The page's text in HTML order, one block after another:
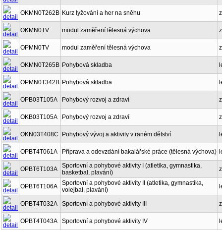
OKMN0T262B Kurz lyžování a her na sněhu
OKMN0TV modul zaměření tělesná výchova
OPMN0TV modul zaměření tělesná výchova
OKMN0T265B Pohybová skladba
OPMN0T342B Pohybová skladba
OPB03T105A Pohybový rozvoj a zdraví
OKB03T105A Pohybový rozvoj a zdraví
OKN03T408C Pohybový vývoj a aktivity v raném dětství
OPBT4T061A Příprava a odevzdání bakalářské práce (tělesná výchova)
OPBT6T103A
Sportovní a pohybové aktivity I (atletika, gymnastika,
basketbal, plavání)
OPBT6T106A
Sportovní a pohybové aktivity II (atletika, gymnastika,
volejbal, plavání)
OPBT4T032A Sportovní a pohybové aktivity III
OPBT4T043A Sportovní a pohybové aktivity IV